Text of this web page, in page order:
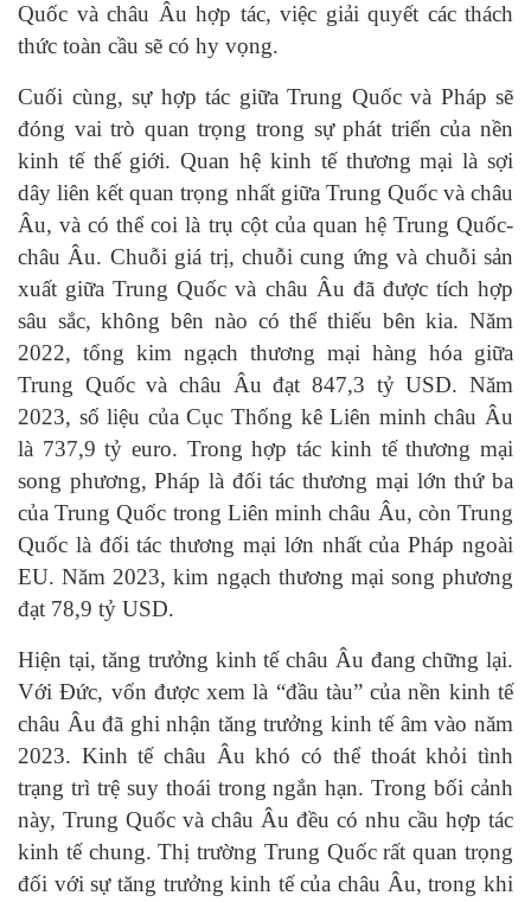
Quốc và châu Âu hợp tác, việc giải quyết các thách
thức toàn cầu sẽ có hy vọng.
Cuối cùng, sự hợp tác giữa Trung Quốc và Pháp sẽ
đóng vai trò quan trọng trong sự phát triển của nền
kinh tế thế giới. Quan hệ kinh tế thương mại là sợi
dây liên kết quan trọng nhất giữa Trung Quốc và châu
Âu, và có thể coi là trụ cột của quan hệ Trung Quốc-
châu Âu. Chuỗi giá trị, chuỗi cung ứng và chuỗi sản
xuất giữa Trung Quốc và châu Âu đã được tích hợp
sâu sắc, không bên nào có thể thiếu bên kia. Năm
2022, tổng kim ngạch thương mại hàng hóa giữa
Trung Quốc và châu Âu đạt 847,3 tỷ USD. Năm
2023, số liệu của Cục Thống kê Liên minh châu Âu
là 737,9 tỷ euro. Trong hợp tác kinh tế thương mại
song phương, Pháp là đối tác thương mại lớn thứ ba
của Trung Quốc trong Liên minh châu Âu, còn Trung
Quốc là đối tác thương mại lớn nhất của Pháp ngoài
EU. Năm 2023, kim ngạch thương mại song phương
đạt 78,9 tỷ USD.
Hiện tại, tăng trưởng kinh tế châu Âu đang chững lại.
Với Đức, vốn được xem là “đầu tàu” của nền kinh tế
châu Âu đã ghi nhận tăng trưởng kinh tế âm vào năm
2023. Kinh tế châu Âu khó có thể thoát khỏi tình
trạng trì trệ suy thoái trong ngắn hạn. Trong bối cảnh
này, Trung Quốc và châu Âu đều có nhu cầu hợp tác
kinh tế chung. Thị trường Trung Quốc rất quan trọng
đối với sự tăng trưởng kinh tế của châu Âu, trong khi